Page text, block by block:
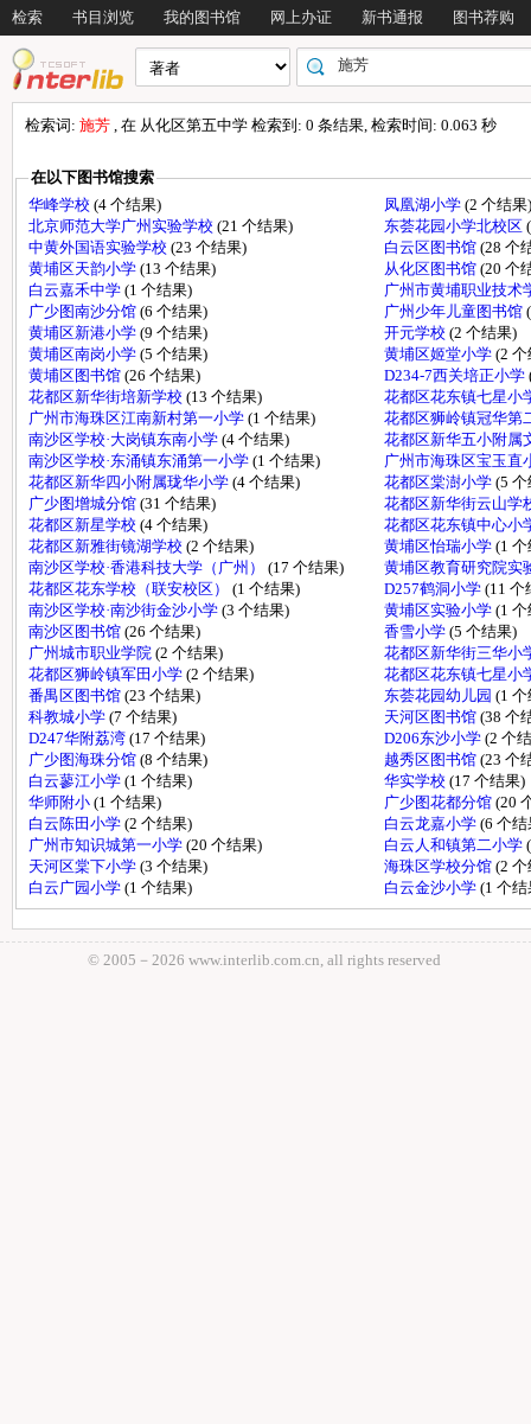
检索 书目浏览 我的图书馆 网上办证 新书通报 图书荐购
检索词: 施芳 , 在 从化区第五中学 检索到: 0 条结果, 检索时间: 0.063 秒
在以下图书馆搜索
华峰学校 (4 个结果) 凤凰湖小学 (2 个结果)
北京师范大学广州实验学校 (21 个结果) 东荟花园小学北校区
中黄外国语实验学校 (23 个结果) 白云区图书馆 (28 个
黄埔区天韵小学 (13 个结果) 从化区图书馆 (20 个
白云嘉禾中学 (1 个结果)
广州市黄埔职业技术
广少图南沙分馆 (6 个结果) 广州少年儿童图书馆
黄埔区新港小学 (9 个结果) 开元学校 (2 个结果)
黄埔区南岗小学 (5 个结果) 黄埔区姬堂小学 (2
黄埔区图书馆 (26 个结果) D234-7西关培正小学
花都区新华街培新学校 (13 个结果)
花都区花东镇七星小
广州市海珠区江南新村第一小学 (1 个结果)
花都区狮岭镇冠华第
南沙区学校·大岗镇东南小学 (4 个结果)
花都区新华五小附属
南沙区学校·东涌镇东涌第一小学 (1 个结果)
广州市海珠区宝玉直
花都区新华四小附属珑华小学 (4 个结果) 花都区棠澍小学 (5
广少图增城分馆 (31 个结果)
花都区新华街云山学
花都区新星学校 (4 个结果)
花都区花东镇中心小
花都区新雅街镜湖学校 (2 个结果) 黄埔区怡瑞小学 (1
南沙区学校·香港科技大学（广州） (17 个结果)
黄埔区教育研究院实
花都区花东学校（联安校区） (1 个结果) D257鹤洞小学 (11 个
南沙区学校·南沙街金沙小学 (3 个结果) 黄埔区实验小学 (1
南沙区图书馆 (26 个结果) 香雪小学 (5 个结果)
广州城市职业学院 (2 个结果)
花都区新华街三华小
花都区狮岭镇军田小学 (2 个结果)
花都区花东镇七星小
番禺区图书馆 (23 个结果) 东荟花园幼儿园 (1
科教城小学 (7 个结果) 天河区图书馆 (38 个
D247华附荔湾 (17 个结果) D206东沙小学 (2 个
广少图海珠分馆 (8 个结果) 越秀区图书馆 (23 个
白云蓼江小学 (1 个结果) 华实学校 (17 个结果)
华师附小 (1 个结果) 广少图花都分馆 (20
白云陈田小学 (2 个结果) 白云龙嘉小学 (6 个结
广州市知识城第一小学 (20 个结果) 白云人和镇第二小学
天河区棠下小学 (3 个结果) 海珠区学校分馆 (2
白云广园小学 (1 个结果) 白云金沙小学 (1 个结
© 2005－ 2026 www.interlib.com.cn, all rights reserved